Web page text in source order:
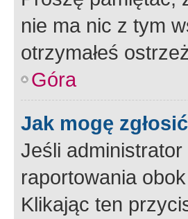
nie ma nic z tym
otrzymałeś
Góra
Jak mogę
Jeśli
raportowania
Klikając ten